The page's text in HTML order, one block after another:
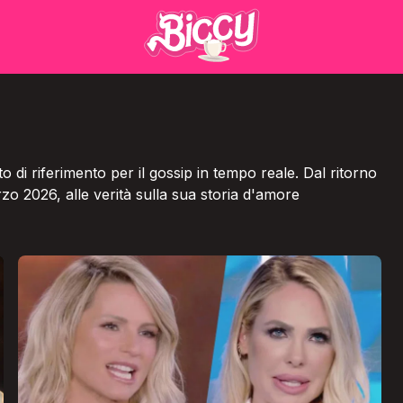
di riferimento per il gossip in tempo reale. Dal ritorno
2026, alle verità sulla sua storia d'amore